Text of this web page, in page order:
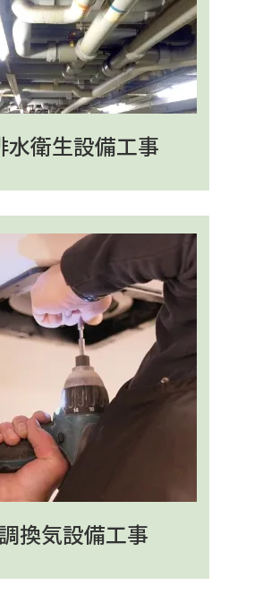
水衛生設備工事
換気設備工事